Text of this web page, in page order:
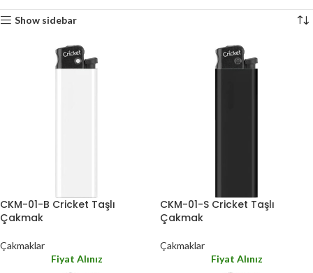
Show sidebar
CKM-01-B Cricket Taşlı
Çakmak
Çakmaklar
Fiyat Alınız
CKM-01-S Cricket Taşlı
Çakmak
Çakmaklar
Fiyat Alınız